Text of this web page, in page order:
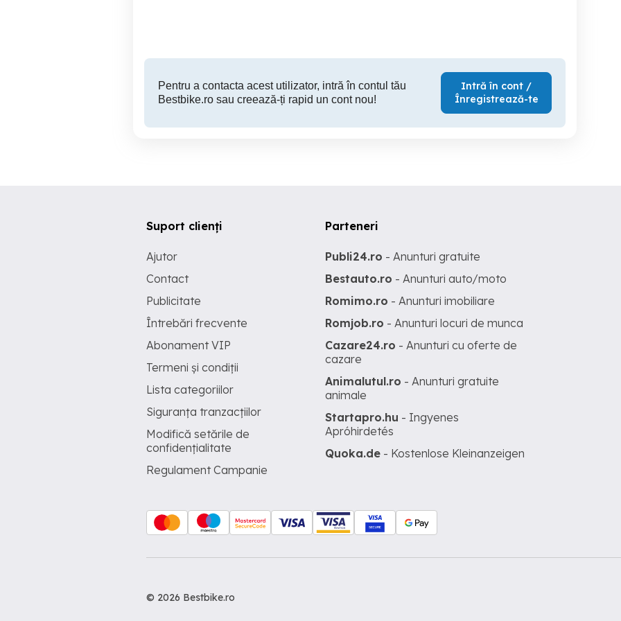
Pentru a contacta acest utilizator, intră în contul tău
Bestbike.ro sau creează-ți rapid un cont nou!
Intră în cont /
Înregistrează-te
Suport clienți
Ajutor
Contact
Publicitate
Întrebări frecvente
Abonament VIP
Termeni și condiții
Lista categoriilor
Siguranța tranzacțiilor
Modifică setările de
confidențialitate
Regulament Campanie
Parteneri
Publi24.ro - Anunturi gratuite
Bestauto.ro - Anunturi auto/moto
Romimo.ro - Anunturi imobiliare
Romjob.ro - Anunturi locuri de munca
Cazare24.ro - Anunturi cu oferte de
cazare
Animalutul.ro - Anunturi gratuite
animale
Startapro.hu - Ingyenes
Apróhirdetés
Quoka.de - Kostenlose Kleinanzeigen
© 2026 Bestbike.ro